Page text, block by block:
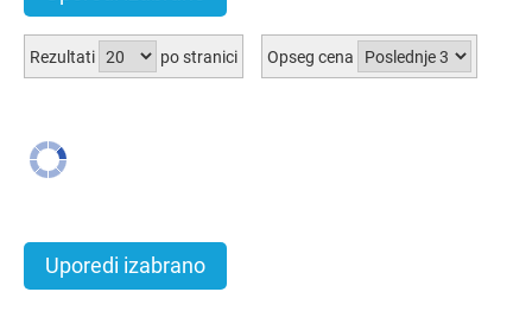
Rezultati po stranici Opseg cena
Uporedi izabrano